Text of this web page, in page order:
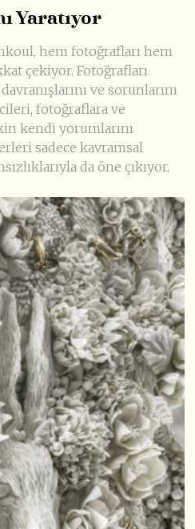
Yaratıyor
hem fotoğrafları hem
çekiyor. Fotoğrafları
ve sorunlarını
fotoğraflara ve
kendi yorumlarını
sadece kavramsal
da öne çıkıyor.